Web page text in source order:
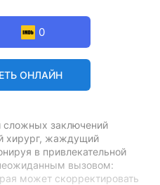
0
ОНЛАЙН
сложных заключений
хирург, жаждущий
в привлекательной
вызовом:
может скорректировать